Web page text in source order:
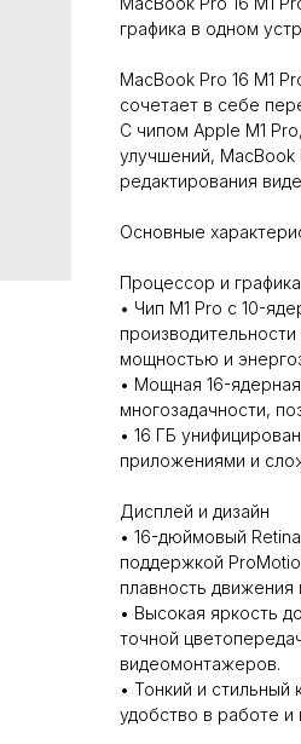
графика в одном
MacBook Pro 16 M1
сочетает в себе
С чипом Apple M1
улучшений, MacBook
редактирования
Основные
Процессор и графика
• Чип M1 Pro с 10-
мощностью и
• Мощная 16-
многозадачности,
• 16 ГБ
приложениями и
Дисплей и дизайн
• 16-дюймовый
поддержкой
плавность движения
• Высокая яркость
точной
видеомонтажеров.
• Тонкий и
удобство в работе и